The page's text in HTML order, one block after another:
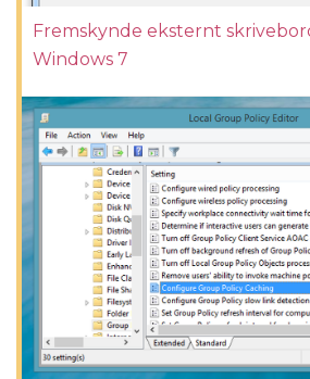
Fremskynde eksternt
Windows 7